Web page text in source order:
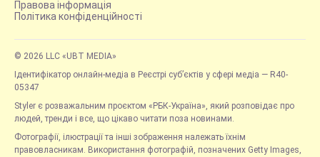
Правова інформація
Політика конфіденційності
© 2026 LLC «UBT MEDIA»
Ідентифікатор онлайн-медіа в Реєстрі суб’єктів у сфері медіа — R40-
05347
Styler є розважальним проєктом «РБК-Україна», який розповідає про
людей, тренди і все, що цікаво читати поза новинами.
Фотографії, ілюстрації та інші зображення належать їхнім
правовласникам. Використання фотографій, позначених Getty Images,